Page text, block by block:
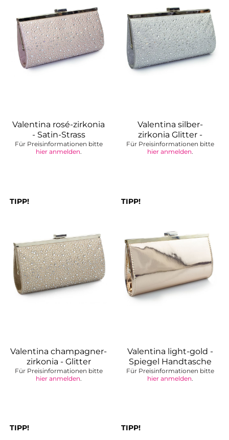
Valentina rosé-zirkonia
- Satin-Strass
Handtasche
Für Preisinformationen bitte
hier anmelden.
Valentina silber-
zirkonia Glitter -
Brauttasche
Für Preisinformationen bitte
hier anmelden.
TIPP!
Valentina champagner-
zirkonia - Glitter
Handtasche
Für Preisinformationen bitte
hier anmelden.
TIPP!
Valentina light-gold -
Spiegel Handtasche
Für Preisinformationen bitte
hier anmelden.
TIPP! TIPP!